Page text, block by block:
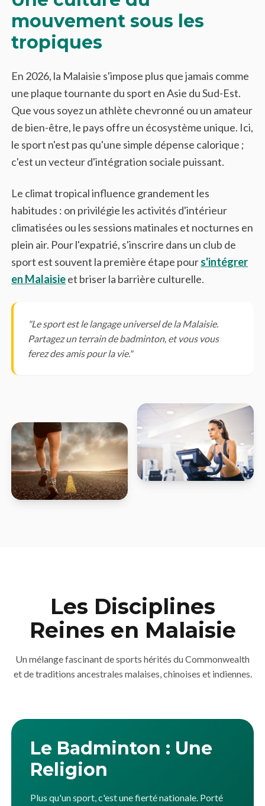
mouvement sous les
tropiques
En 2026, la Malaisie s'impose plus que jamais comme
une plaque tournante du sport en Asie du Sud-Est.
Que vous soyez un athlète chevronné ou un amateur
de bien-être, le pays offre un écosystème unique. Ici,
le sport n'est pas qu'une simple dépense calorique ;
c'est un vecteur d'intégration sociale puissant.
Le climat tropical influence grandement les
habitudes : on privilégie les activités d'intérieur
climatisées ou les sessions matinales et nocturnes en
plein air. Pour l'expatrié, s'inscrire dans un club de
sport est souvent la première étape pours'intégrer
en Malaisieet briser la barrière culturelle.
"Le sport est le langage universel de la Malaisie.
Partagez un terrain de badminton, et vous vous
ferez des amis pour la vie."
Les Disciplines
Reines en Malaisie
Un mélange fascinant de sports hérités du Commonwealth
et de traditions ancestrales malaises, chinoises et indiennes.
Le Badminton : Une
Religion
Plus qu'un sport, c'est une fierté nationale. Porté